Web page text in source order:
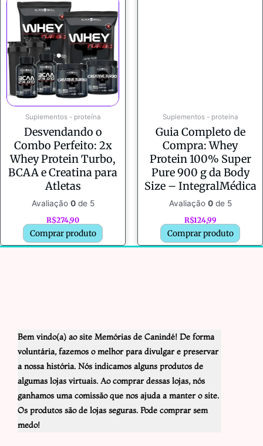
Suplementos - proteína
Desvendando o
Combo Perfeito: 2x
Whey Protein Turbo,
BCAA e Creatina para
Atletas
Avaliação 0de 5
R$274,90
Comprar produto
Suplementos - proteína
Guia Completo de
Compra: Whey
Protein 100% Super
Pure 900 g da Body
Size – IntegralMédica
Avaliação 0de 5
R$124,99
Comprar produto
Bem vindo(a) ao site Memórias de Canindé! De forma
voluntária, fazemos o melhor para divulgar e preservar
a nossa história. Nós indicamos alguns produtos de
algumas lojas virtuais. Ao comprar dessas lojas, nós
ganhamos uma comissão que nos ajuda a manter o site.
Os produtos são de lojas seguras. Pode comprar sem
medo!